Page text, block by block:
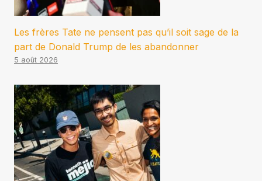
Les frères Tate ne pensent pas qu’il soit sage de la
part de Donald Trump de les abandonner
5 août 2026